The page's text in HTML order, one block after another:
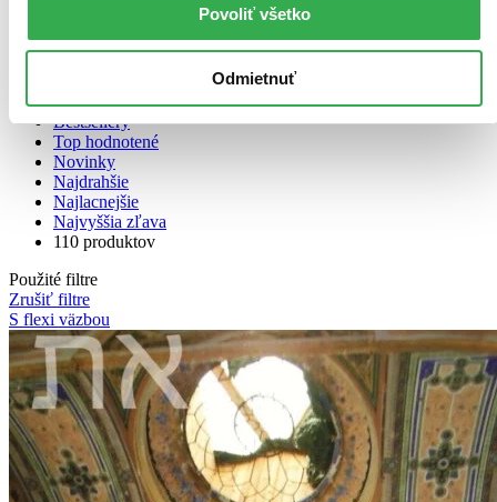
Povoliť všetko
Odmietnuť
Bestsellery
Top hodnotené
Novinky
Najdrahšie
Najlacnejšie
Najvyššia zľava
110 produktov
Použité filtre
Zrušiť filtre
S flexi väzbou